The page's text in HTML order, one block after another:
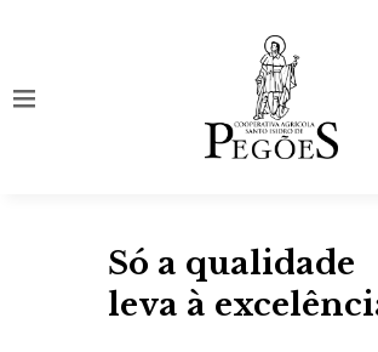
Só a qualidade
leva à